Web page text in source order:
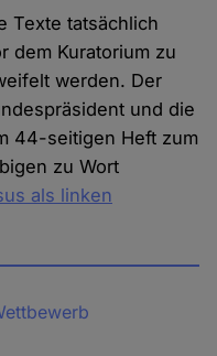
Texte tatsächlich
dem Kuratorium zu
werden. Der
und die
44-seitigen Heft zum
zu Wort
als linken